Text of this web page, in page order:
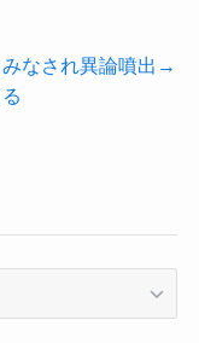
なされ異論噴出→